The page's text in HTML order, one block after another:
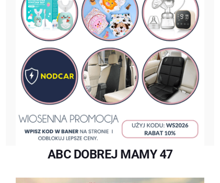
ABC DOBREJ MAMY 47